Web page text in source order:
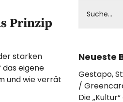
Prinzip
starken
das eigene
und wie verrät
Neueste
Gestapo,
Die